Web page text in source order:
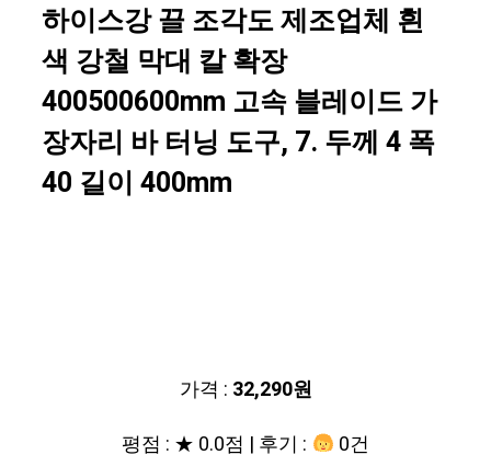
하이스강 끌 조각도 제조업체 흰
색 강철 막대 칼 확장
400500600mm 고속 블레이드 가
장자리 바 터닝 도구, 7. 두께 4 폭
40 길이 400mm
가격 : 32,290원
평점 : ★ 0.0점 | 후기 :
0건